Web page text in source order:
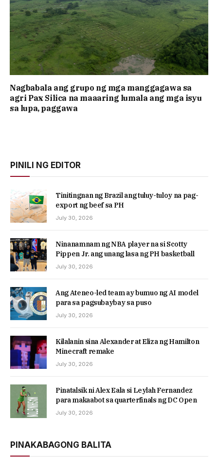
Nagbabala ang grupo ng mga manggagawa sa
agri Pax Silica na maaaring lumala ang mga isyu
sa lupa, paggawa
PINILI NG EDITOR
Tinitingnan ng Brazil ang tuluy-tuloy na pag-
export ng beef sa PH
July 30, 2026
Ninanamnam ng NBA player na si Scotty
Pippen Jr. ang unang lasa ng PH basketball
July 30, 2026
Ang Ateneo-led team ay bumuo ng AI model
para sa pagsubaybay sa puso
July 30, 2026
Kilalanin sina Alexander at Eliza ng Hamilton
Minecraft remake
July 30, 2026
Pinatalsik ni Alex Eala si Leylah Fernandez
para makaabot sa quarterfinals ng DC Open
July 30, 2026
PINAKABAGONG BALITA